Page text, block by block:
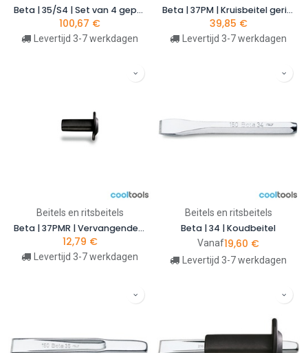
Beta | 35/S4 | Set van 4 geprofileerde koudbeitels | 000350506
100,67 €
Levertijd 3-7 werkdagen
Beta | 37PM | Kruisbeitel geribbeld model met handbescherming | 000370012
39,85 €
Levertijd 3-7 werkdagen
Beitels en ritsbeitels
Beta | 37PMR | Vervangende handbeschermer voor kruisbeitel 37PM | 000370022
12,79 €
Levertijd 3-7 werkdagen
Beitels en ritsbeitels
Beta | 34 | Koudbeitel
Vanaf19,60 €
Levertijd 3-7 werkdagen